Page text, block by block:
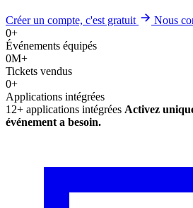
Créer un compte, c'est gratuit
Nous
0+
Événements équipés
0M+
Tickets vendus
0+
Applications intégrées
12+ applications intégrées Activez
événement a besoin.